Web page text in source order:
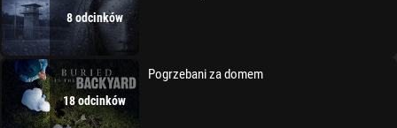
8 odcinków
18 odcinków
Pogrzebani za domem